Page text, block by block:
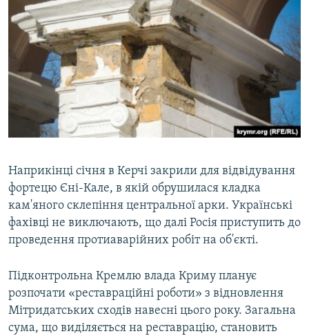
Наприкінці січня в Керчі закрили для відвідування
фортецю Єні-Кале, в якій обрушилася кладка
кам'яного склепіння центральної арки. Українські
фахівці не виключають, що далі Росія приступить до
проведення протиаварійних робіт на об'єкті.
Підконтрольна Кремлю влада Криму планує
розпочати «реставраційні роботи» з відновлення
Мітридатських сходів навесні цього року. Загальна
сума, що виділяється на реставрацію, становить